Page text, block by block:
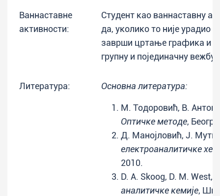
Ваннаставне
активности:
Студент као ваннаставну
да, уколико то није урадио
заврши цртање графика и
групну и појединачну вежбу.
Литература: Основна литература:
М. Тодоровић, В.
Оптичке методе,
Д. Манојловић, Ј.
електроаналитичке
2010.
D. A. Skoog, D. M. West,
аналитичке кемије,